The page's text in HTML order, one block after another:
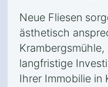
Neue Fliesen
ästhetisch
langfristige
Ihrer Immobilie in